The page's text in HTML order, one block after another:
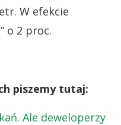
W efekcie
o 2 proc.
piszemy tutaj:
Ale deweloperzy